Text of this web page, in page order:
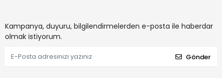
Kampanya, duyuru, bilgilendirmelerden e-posta ile haberdar
olmak istiyorum.
Gönder